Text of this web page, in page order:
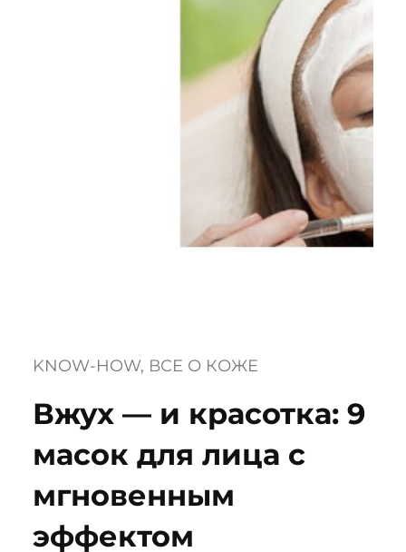
KNOW-HOW, ВСЕ О КОЖЕ
Вжух — и красотка: 9
масок для лица с
мгновенным
эффектом